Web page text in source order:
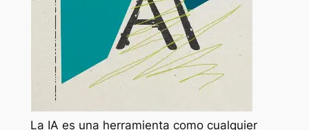
La IA es una herramienta como cualquier